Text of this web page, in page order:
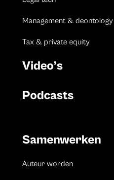
Management & deontology
Tax & private equity
Video’s
Podcasts
Samenwerken
Auteur worden